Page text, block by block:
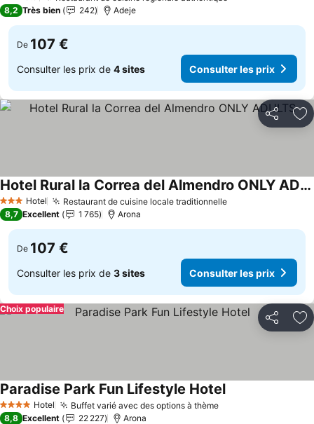
8,2 Très bien 242 Adeje
De 107 €
Consulter les prix de 4 sites Consulter les prix
Partager
3 ÉtoilesHotel Restaurant de cuisine locale traditionnelle
Hotel Rural la Correa del Almendro ONLY ADULTS
8,7 Excellent 1 765 Arona
De 107 €
Consulter les prix de 3 sites Consulter les prix
Partager
Choix populaire
4 Étoiles Hotel Buffet varié avec des options à thème
Paradise Park Fun Lifestyle Hotel
8,8 Excellent 22 227 Arona